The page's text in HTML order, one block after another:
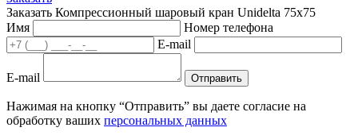
Заказать Компрессионный шаровый кран Unidelta 75x75
Имя
Номер телефона
E-mail
E-mail Отправить
Нажимая на кнопку “Отправить” вы даете согласие на
обработку ваших персональных данных